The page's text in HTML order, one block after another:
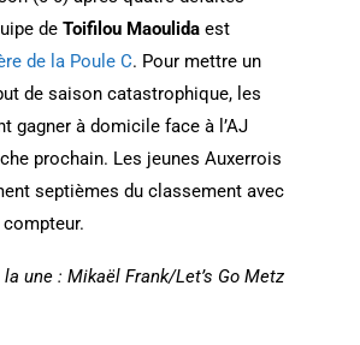
de Toifilou Maoulidaest
de la Poule C. Pour mettre un
de saison catastrophique, les
gagner à domicile face à l’AJ
prochain. Les jeunes Auxerrois
septièmes du classement avec
une : Mikaël Frank/Let’s Go Metz